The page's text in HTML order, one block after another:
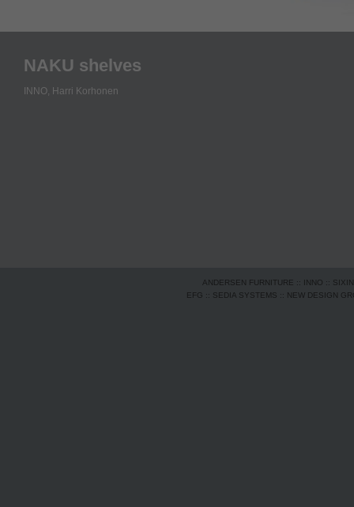
NAKU shelves
INNO, Harri Korhonen
ANDERSEN FURNITURE :: INNO ::
EFG :: SEDIA SYSTEMS :: NEW DESIGN